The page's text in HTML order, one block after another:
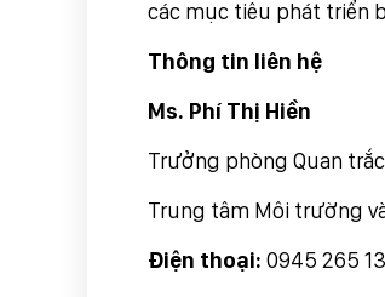
các mục tiêu phát triển
Thông tin liên hệ
Ms. Phí Thị Hiền
Trưởng phòng Quan
Trung tâm Môi trường
Điện thoại: 0945 265